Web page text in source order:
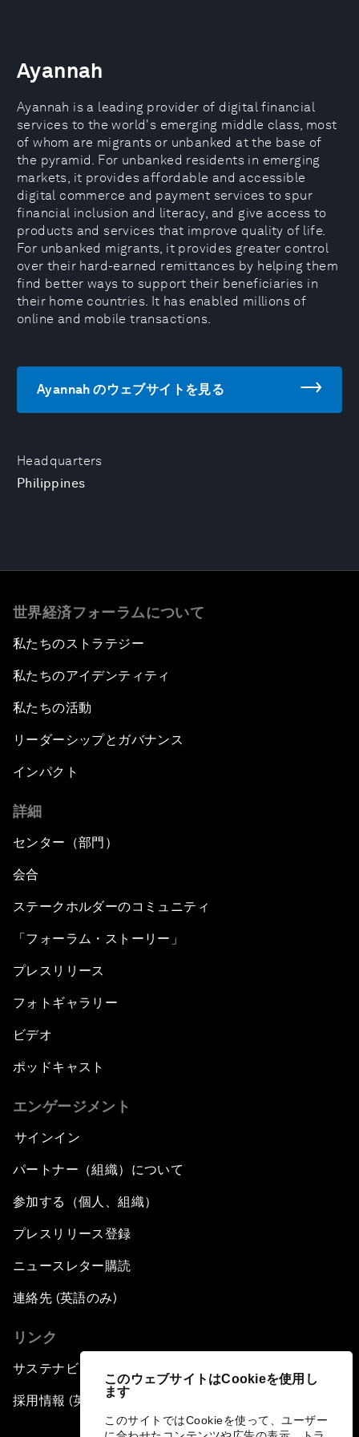
このウェブサイトはCookieを使用し
ます
このサイトではCookieを使って、ユーザー
Headquarters
Philippines
Ayannah
Ayannah is a leading provider of digital financial
services to the world's emerging middle class, most
of whom are migrants or unbanked at the base of
the pyramid. For unbanked residents in emerging
markets, it provides affordable and accessible
digital commerce and payment services to spur
financial inclusion and literacy, and give access to
products and services that improve quality of life.
For unbanked migrants, it provides greater control
over their hard-earned remittances by helping them
find better ways to support their beneficiaries in
their home countries. It has enabled millions of
online and mobile transactions.
Ayannah のウェブサイトを見る
世界経済フォーラムについて
私たちのストラテジー
私たちのアイデンティティ
私たちの活動
リーダーシップとガバナンス
インパクト
詳細
センター（部門）
会合
ステークホルダーのコミュニティ
「フォーラム・ストーリー」
プレスリリース
フォトギャラリー
ビデオ
ポッドキャスト
エンゲージメント
サインイン
パートナー（組織）について
参加する（個人、組織）
プレスリリース登録
ニュースレター購読
連絡先 (英語のみ)
リンク
サステナビリティへの取り組み
採用情報 (英語のみ)